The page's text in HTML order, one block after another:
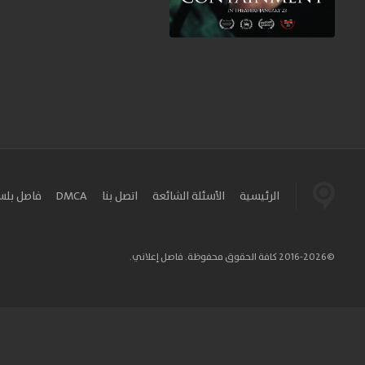
الرئيسية الأسئلة الشائعة اتصل بنا DMCA فاصل
©2016-2026 كافة الحقوق محفوظة. فاصل إعلاني.